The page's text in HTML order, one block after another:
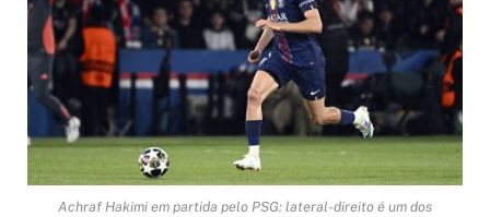
Achraf Hakimi em partida pelo PSG: lateral-direito é um dos